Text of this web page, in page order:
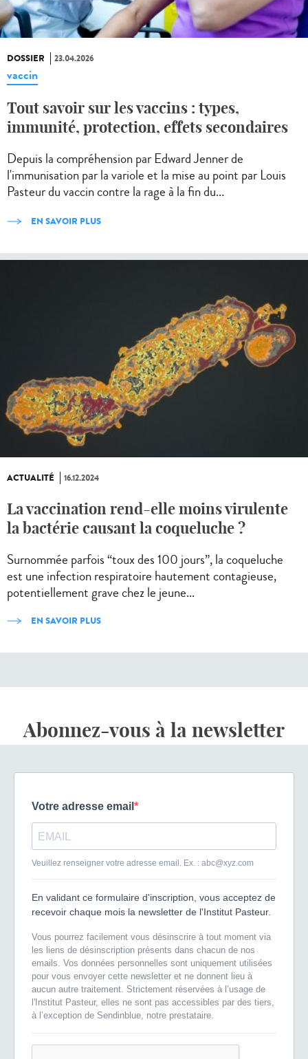
DOSSIER 23.04.2026
vaccin
Tout savoir sur les vaccins : types,
immunité, protection, effets secondaires
Depuis la compréhension par Edward Jenner de
l'immunisation par la variole et la mise au point par Louis
Pasteur du vaccin contre la rage à la fin du...
EN SAVOIR PLUS
ACTUALITÉ 16.12.2024
La vaccination rend-elle moins virulente
la bactérie causant la coqueluche ?
Surnommée parfois “toux des 100 jours”, la coqueluche
est une infection respiratoire hautement contagieuse,
potentiellement grave chez le jeune...
EN SAVOIR PLUS
Abonnez-vous à la newsletter